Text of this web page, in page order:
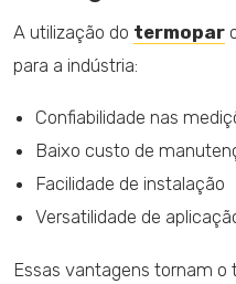
A utilização do termopar
para a indústria:
Confiabilidade nas
Baixo custo de
Facilidade de instalação
Versatilidade de
Essas vantagens tornam o